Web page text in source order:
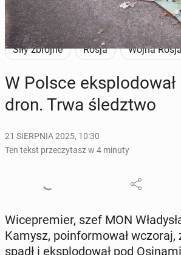
Prawdopodobnie nie był to dron podobny do
Ukrainę (na zdj.). (Fot. FADEL SENNA/AFP via
Siły zbrojne Rosja Wojna
W Polsce
dron. Trwa śledz­two
21 SIERPNIA 2025, 10:30
Ten tekst przeczytasz w 4 minuty
Wi­ce­pre­mier, szef MON
Kamysz, po­in­for­mo­wał wczoraj,
spadł i eks­plo­do­wał pod